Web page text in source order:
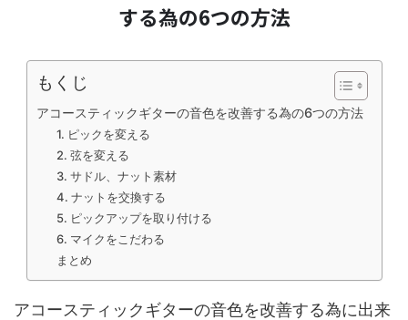
する為の6つの方法
もくじ
アコースティックギターの音色を改善する為の6つの方法
1. ピックを変える
2. 弦を変える
3. サドル、ナット素材
4. ナットを交換する
5. ピックアップを取り付ける
6. マイクをこだわる
まとめ
アコースティックギターの音色を改善する為に出来